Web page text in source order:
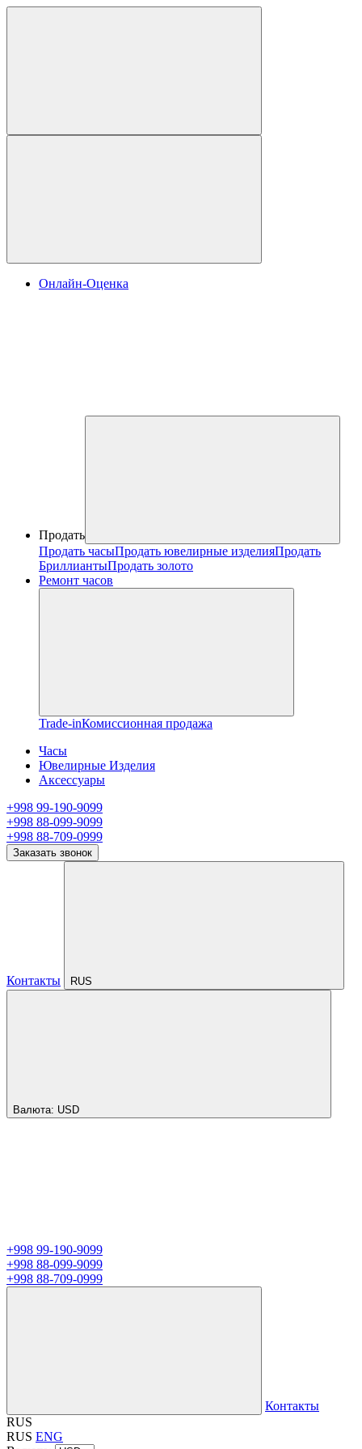
Онлайн-Оценка
Продать
Продать часыПродать ювелирные изделияПродать
БриллиантыПродать золото
Ремонт часов
Trade-inКомиссионная продажа
Часы
Ювелирные Изделия
Аксессуары
+998 99-190-9099
+998 88-099-9099
+998 88-709-0999
Заказать звонок
Контакты RUS
Валюта: USD
+998 99-190-9099
+998 88-099-9099
+998 88-709-0999
Контакты
RUS
RUS ENG